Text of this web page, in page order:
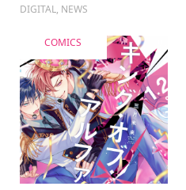
DIGITAL, NEWS
COMICS